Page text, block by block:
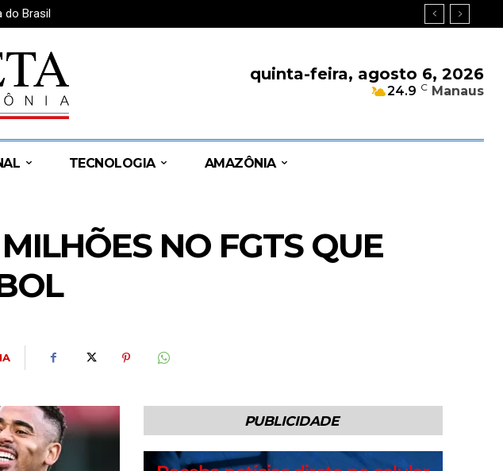
do Brasil
quinta-feira, agosto 6, 2026
24.9 C Manaus
TECNOLOGIA AMAZÔNIA
NO FGTS QUE
PUBLICIDADE